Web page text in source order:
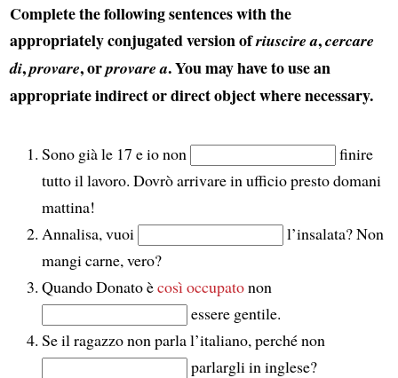
Complete the following sentences with the
appropriately conjugated version ofriuscire a,cercare
di,provare, orprovare a. You may have to use an
appropriate indirect or direct object where necessary.
Sono già le 17 e io non
finire
tutto il lavoro. Dovrò arrivare in ufficio presto domani
mattina!
Annalisa, vuoi
l’insalata? Non
mangi carne, vero?
Quando Donato ècosì occupatonon
essere gentile.
Se il ragazzo non parla l’italiano, perché non
parlargli in inglese?